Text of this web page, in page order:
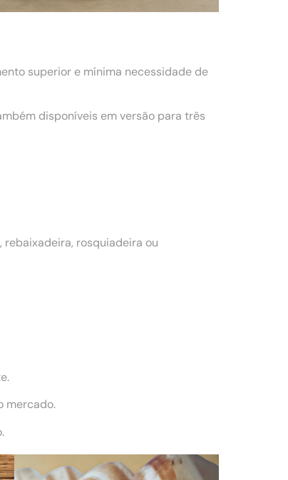
superior e mínima necessidade de
disponíveis em versão para três
rosquiadeira ou
mercado.